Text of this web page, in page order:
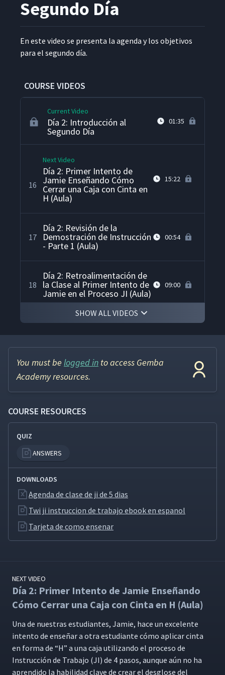
Segundo Día
En este video se pre­sen­ta la agen­da y los obje­tivos
para el segun­do día.
COURSE VIDEOS
13
Día 1: Introducción a los
Puntos Positivos y Puntos a 02:21
Mejorar (Aula)
Current Video
Día 2: Introducción al
Segundo Día
01:35
16
Next Video
Día 2: Primer Intento de
Jamie Enseñando Cómo
Cerrar una Caja con Cinta en
H (Aula)
15:22
17
Día 2: Revisión de la
Demostración de Instrucción
- Parte 1 (Aula)
00:54
18
Día 2: Retroalimentación de
la Clase al Primer Intento de
Jamie en el Proceso JI (Aula)
09:00
19
Día 2: Revisión de la
Demostración de Instrucción
Día 2: Primer Intento de
Martyna Enseñando Cómo
Agregar Webex a una
21
22
Día 2: Retroalimentación de
la Clase al Primer Intento de
Martyna en el Proceso de JI
Día 2: Revisión de la
Demostración de Instrucción
24
Día 2: Desglosando el
26
Día 2: Desglosando el Nudo
de Asegurador Contra
Incendios en la Pizarra (Aula)
12:16
SHOW ALL VIDEOS
You must be logged in to access Gemba
Academy resources.
COURSE RESOURCES
QUIZ
ANSWERS
DOWNLOADS
Agenda de clase de ji de 5 dias
Twi ji instruccion de trabajo ebook en espanol
Tarjeta de como ensenar
NEXT VIDEO
Día 2: Primer Intento de Jamie Enseñando
Cómo Cerrar una Caja con Cinta en H (Aula)
Una de nues­tras estu­di­antes, Jamie, hace un exce­lente
inten­to de enseñar a otra estu­di­ante cómo aplicar cin­ta
en for­ma de “H” a una caja uti­lizan­do el pro­ce­so de
Instruc­ción de Tra­ba­jo (JI) de 4 pasos, aunque aún no ha
apren­di­do la habil­i­dad clave de crear el des­glose del